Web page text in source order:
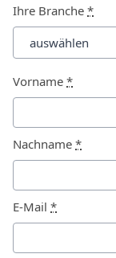
Ihre Branche *
Vorname *
Nachname *
E-Mail *